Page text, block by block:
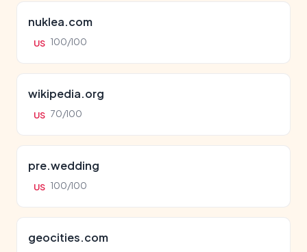
nuklea.com
US 100/100
wikipedia.org
US 70/100
pre.wedding
US 100/100
geocities.com